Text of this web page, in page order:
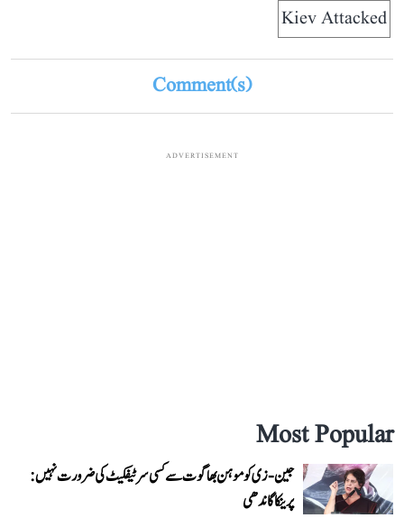
Kiev Attacked
Comment(s)
ADVERTISEMENT
Most Popular
جین-زی کو موہن بھاگوت سے کسی سرٹیفکیٹ کی ضرورت نہیں:
پرینکا گاندھی